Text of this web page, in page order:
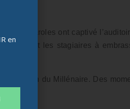
les paroles ont captivé
les stagiaires à
au sein du Millénaire. Des
en